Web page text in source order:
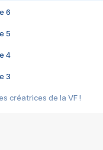
6
5
4
3
créatrices de la VF !